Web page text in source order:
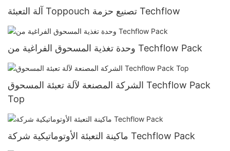
آلة التعبئة Toppouch تصنيع حزمة Techflow
وحدة تغذية المسحوق الفراغية من Techflow Pack
الشركة المصنعة لآلة تعبئة المسحوق Techflow Pack
Top
ماكينة التعبئة الأوتوماتيكية شركة Techflow Pack